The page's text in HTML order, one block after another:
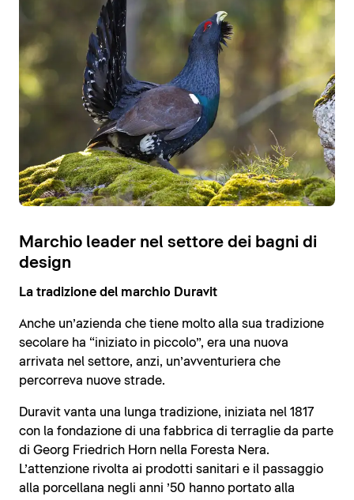
Marchio leader nel settore dei bagni di
design
La tradizione del marchio Duravit
Anche un’azienda che tiene molto alla sua tradizione
secolare ha “iniziato in piccolo”, era una nuova
arrivata nel settore, anzi, un’avventuriera che
percorreva nuove strade.
Duravit vanta una lunga tradizione, iniziata nel 1817
con la fondazione di una fabbrica di terraglie da parte
di Georg Friedrich Horn nella Foresta Nera.
L’attenzione rivolta ai prodotti sanitari e il passaggio
alla porcellana negli anni ’50 hanno portato alla